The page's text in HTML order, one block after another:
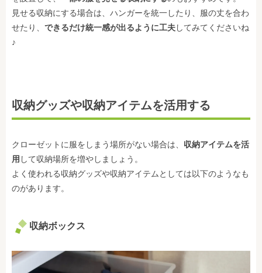
見せる収納にする場合は、ハンガーを統一したり、服の丈を合わ
せたり、 できるだけ統一感が出るように工夫してみてくださいね
♪
収納グッズや収納アイテムを活用する
クローゼットに服をしまう場所がない場合は、 収納アイテムを活
用 して収納場所を増やしましょう。
よく使われる収納グッズや収納アイテムとしては以下のようなも
のがあります。
収納ボックス